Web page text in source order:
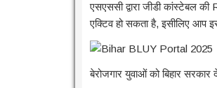
एसएससी द्वारा जीडी कांस्टेबल
एक्टिव हो सकता है, इसीलिए आप
बेरोजगार युवाओं को बिहार